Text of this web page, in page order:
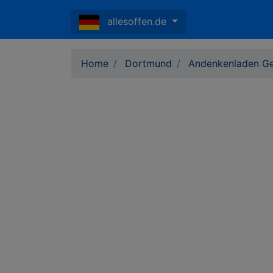
allesoffen.de
Home Dortmund Andenkenladen